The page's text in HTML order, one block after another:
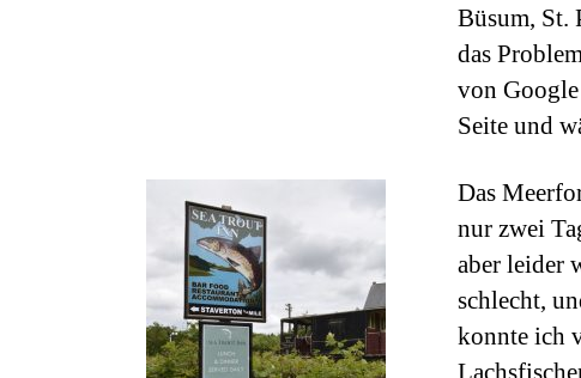
Büsum, St.
das
von
Seite und
Das
nur zwei
aber leider
schlecht,
konnte ich